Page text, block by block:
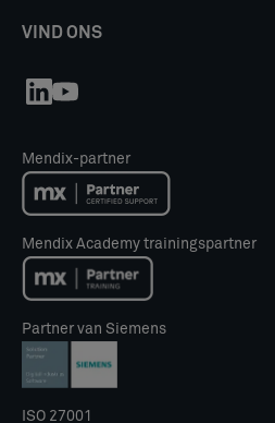
VIND ONS
Mendix-partner
Mendix Academy trainingspartner
Partner van Siemens
ISO 27001